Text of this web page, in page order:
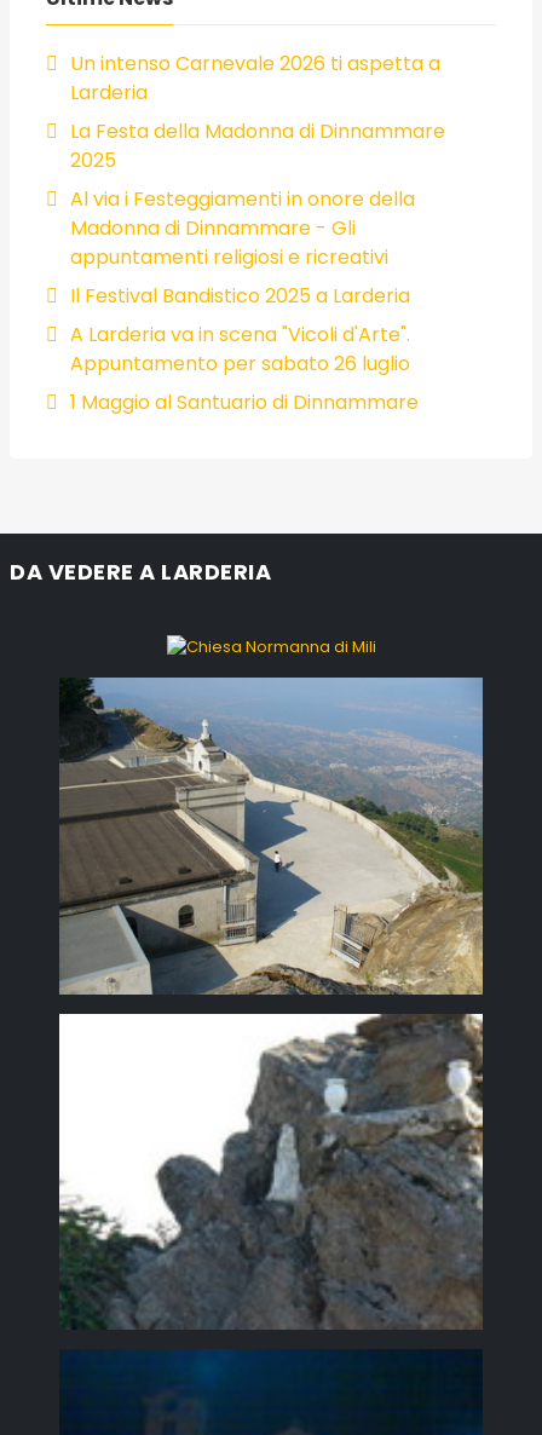
Un intenso Carnevale 2026 ti aspetta a
Larderia
La Festa della Madonna di Dinnammare
2025
Al via i Festeggiamenti in onore della
Madonna di Dinnammare - Gli
appuntamenti religiosi e ricreativi
Il Festival Bandistico 2025 a Larderia
A Larderia va in scena "Vicoli d'Arte".
Appuntamento per sabato 26 luglio
1 Maggio al Santuario di Dinnammare
DA VEDERE A LARDERIA